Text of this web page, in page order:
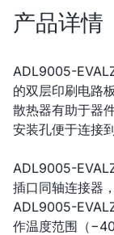
产品详情
ADL9005-
的双层印刷电路
散热器有助于器
安装孔便于连接
ADL9005-
插口同轴连接器
ADL9005-
作温度范围（